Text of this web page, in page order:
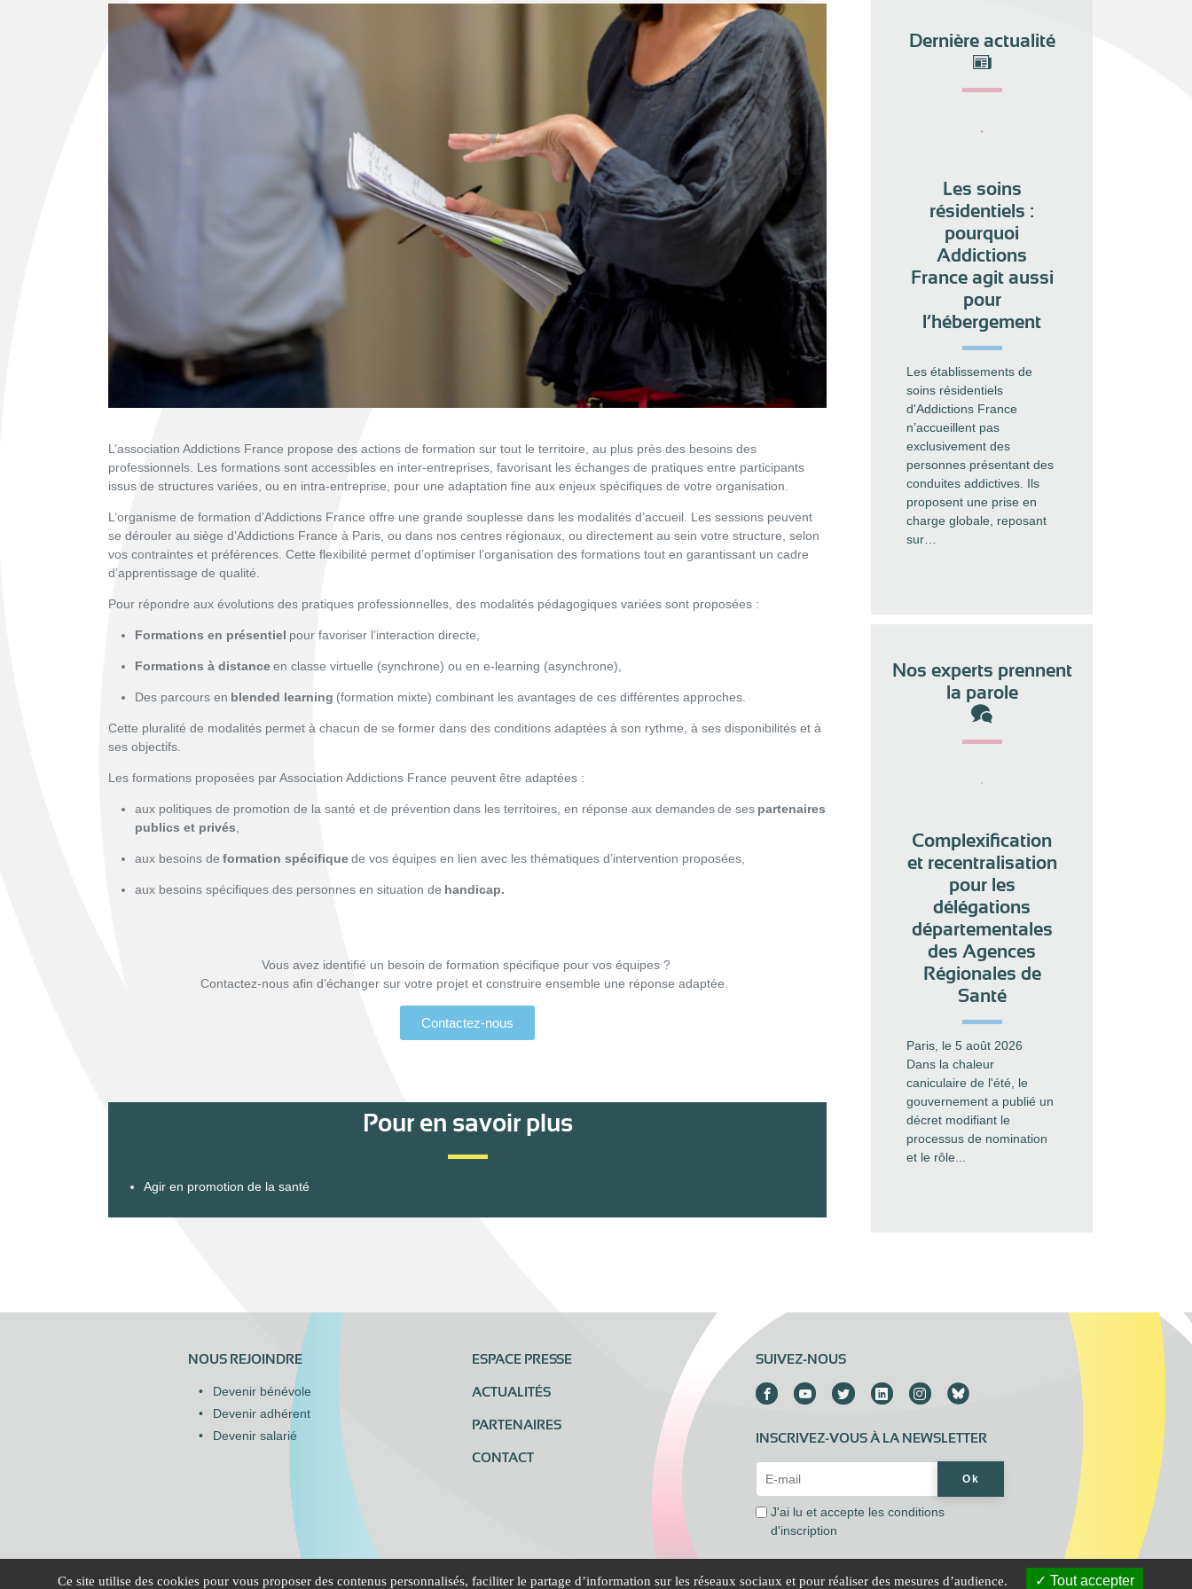
L’association Addictions France propose des actions de formation sur tout le territoire, au plus près des besoins des
professionnels. Les formations sont accessibles en inter-entreprises, favorisant les échanges de pratiques entre participants
issus de structures variées, ou en intra-entreprise, pour une adaptation fine aux enjeux spécifiques de votre organisation.
L’organisme de formation d’Addictions France offre une grande souplesse dans les modalités d’accueil. Les sessions peuvent
se dérouler au siège d’Addictions France à Paris, ou dans nos centres régionaux, ou directement au sein votre structure, selon
vos contraintes et préférences. Cette flexibilité permet d’optimiser l’organisation des formations tout en garantissant un cadre
d’apprentissage de qualité.
Pour répondre aux évolutions des pratiques professionnelles, des modalités pédagogiques variées sont proposées :
Formations en présentiel pour favoriser l’interaction directe,
Formations à distanceen classe virtuelle (synchrone) ou en e-learning (asynchrone),
Des parcours en blended learning (formation mixte) combinant les avantages de ces différentes approches.
Cette pluralité de modalités permet à chacun de se former dans des conditions adaptées à son rythme, à ses disponibilités et à
ses objectifs.
Les formations proposées par Association Addictions France peuvent être adaptées :
aux politiques de promotion de la santé et de prévention dans les territoires, en réponse aux demandes de ses partenaires
publics et privés
aux besoins de formation spécifiquede vos équipes en lien avec les thématiques d’intervention proposées,
aux besoins spécifiques des personnes en situation de handicap.
Vous avez identifié un besoin de formation spécifique pour vos équipes ?
Contactez-nous afin d’échanger sur votre projet et construire ensemble une réponse adaptée.
Contactez-nous
Pour en savoir plus
Agir en promotion de la santé
Dernière actualité
Les soins
résidentiels :
pourquoi
Addictions
France agit aussi
pour
l’hébergement
Les établissements de
soins résidentiels
d'Addictions France
n’accueillent pas
exclusivement des
personnes présentant des
conduites addictives. Ils
proposent une prise en
charge globale, reposant
sur…
Nos experts prennent
la parole
Complexification
et recentralisation
pour les
délégations
départementales
des Agences
Régionales de
Santé
Paris, le 5 août 2026
Dans la chaleur
caniculaire de l'été, le
gouvernement a publié un
décret modifiant le
processus de nomination
et le rôle...
NOUS REJOINDRE
Devenir bénévole
Devenir adhérent
Devenir salarié
ESPACE PRESSE
ACTUALITÉS
PARTENAIRES
CONTACT
SUIVEZ-NOUS
INSCRIVEZ-VOUS À LA NEWSLETTER
Ok
J'ai lu et accepte lesconditions
d'inscription
Ce site utilise des cookies pour vous proposer des contenus personnalisés, faciliter le partage d’information sur les réseaux sociaux et pour réaliser des mesures d’audience. Tout accepter